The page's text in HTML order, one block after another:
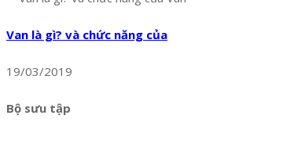
Van là gì? và chức năng của
19/03/2019
Bộ sưu tập